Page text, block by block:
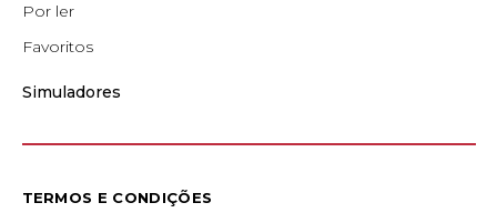
Por ler
Favoritos
Simuladores
TERMOS E CONDIÇÕES